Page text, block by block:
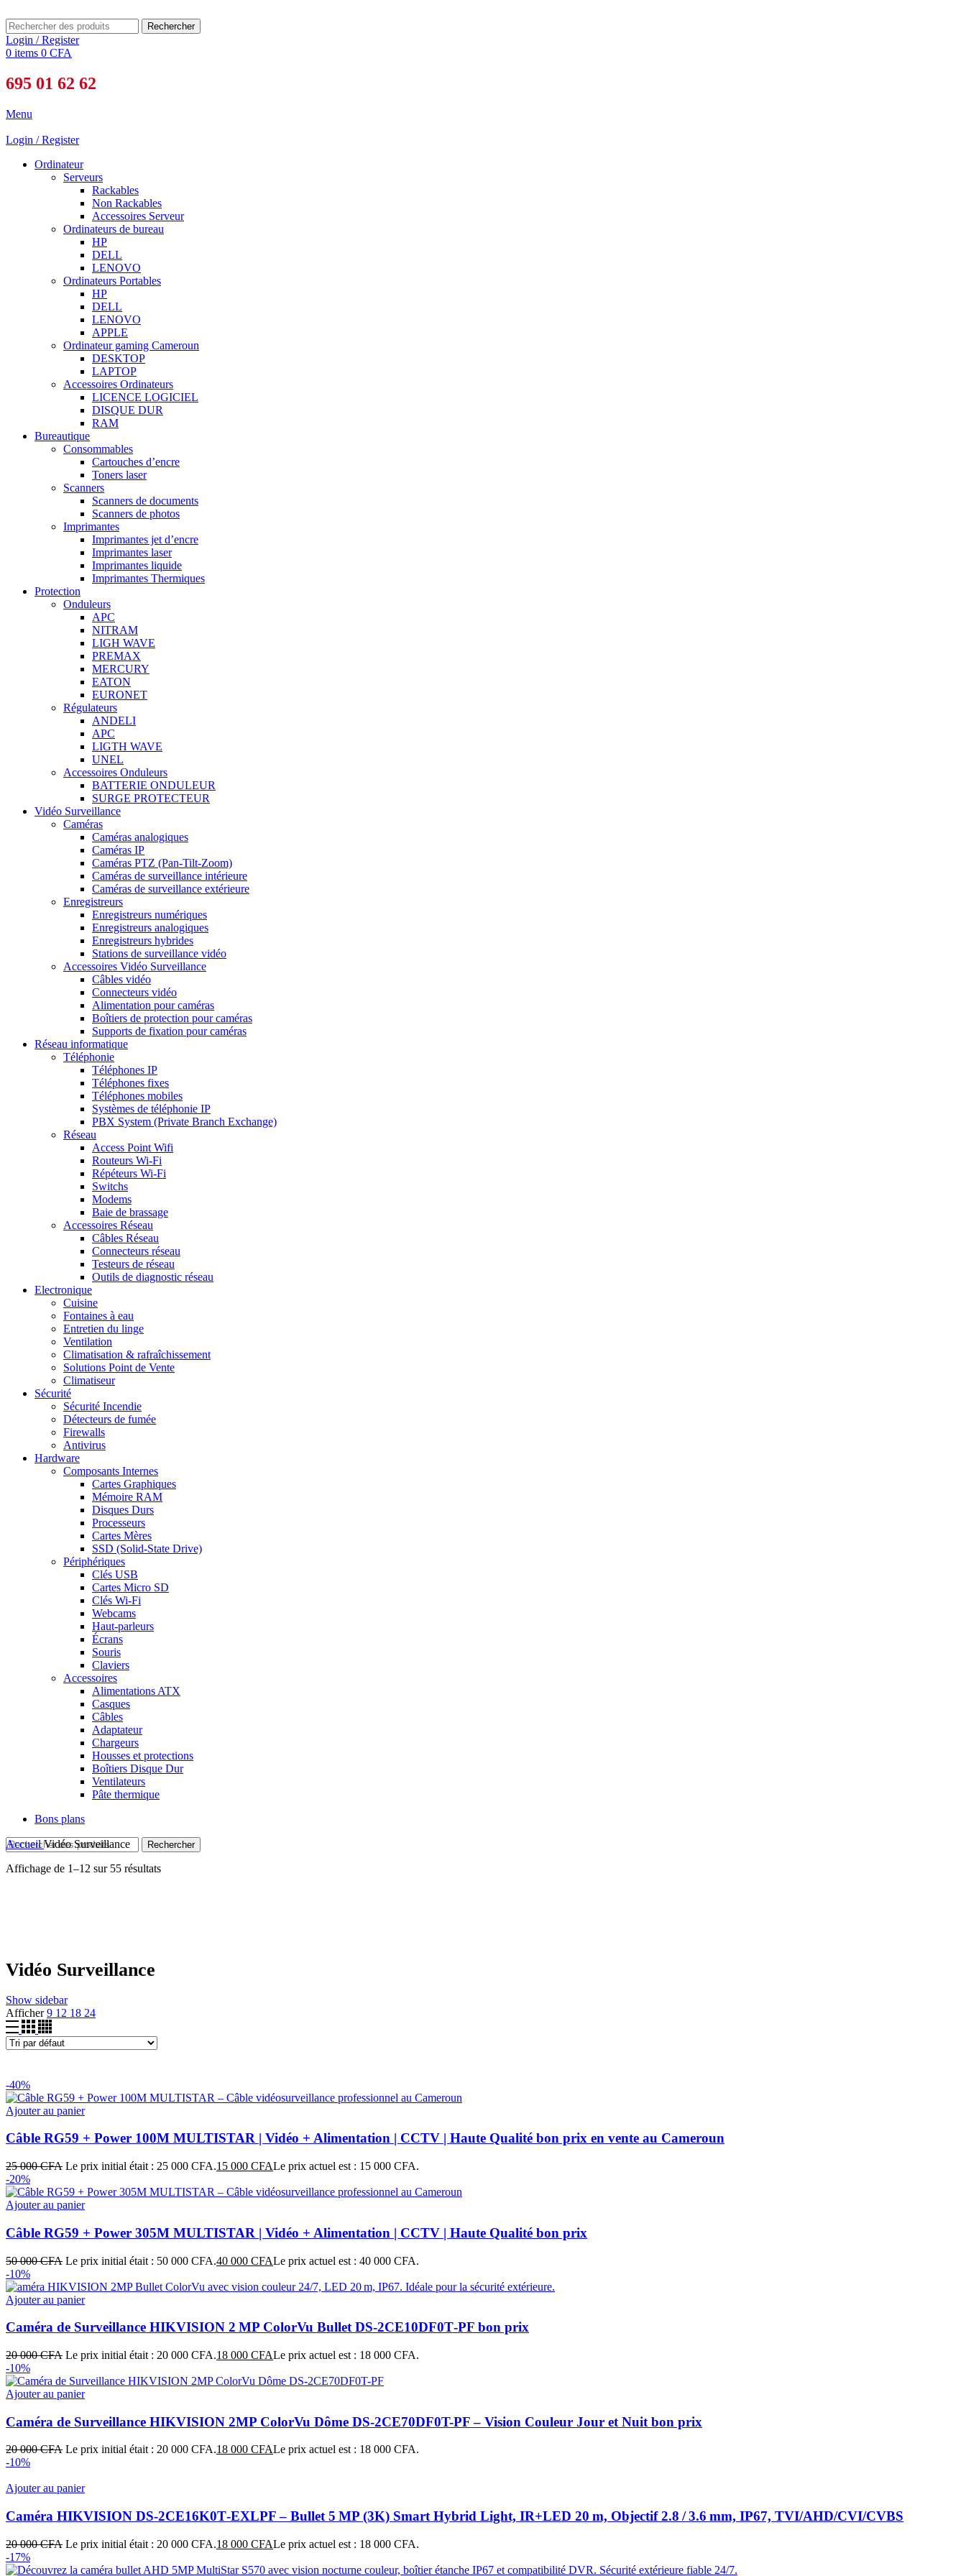
Rechercher
Login / Register
0 items 0 CFA
695 01 62 62
Menu
Login / Register
Ordinateur
Serveurs
Rackables
Non Rackables
Accessoires Serveur
Ordinateurs de bureau
HP
DELL
LENOVO
Ordinateurs Portables
HP
DELL
LENOVO
APPLE
Ordinateur gaming Cameroun
DESKTOP
LAPTOP
Accessoires Ordinateurs
LICENCE LOGICIEL
DISQUE DUR
RAM
Bureautique
Consommables
Cartouches d’encre
Toners laser
Scanners
Scanners de documents
Scanners de photos
Imprimantes
Imprimantes jet d’encre
Imprimantes laser
Imprimantes liquide
Imprimantes Thermiques
Protection
Onduleurs
APC
NITRAM
LIGH WAVE
PREMAX
MERCURY
EATON
EURONET
Régulateurs
ANDELI
APC
LIGTH WAVE
UNEL
Accessoires Onduleurs
BATTERIE ONDULEUR
SURGE PROTECTEUR
Vidéo Surveillance
Caméras
Caméras analogiques
Caméras IP
Caméras PTZ (Pan-Tilt-Zoom)
Caméras de surveillance intérieure
Caméras de surveillance extérieure
Enregistreurs
Enregistreurs numériques
Enregistreurs analogiques
Enregistreurs hybrides
Stations de surveillance vidéo
Accessoires Vidéo Surveillance
Câbles vidéo
Connecteurs vidéo
Alimentation pour caméras
Boîtiers de protection pour caméras
Supports de fixation pour caméras
Réseau informatique
Téléphonie
Téléphones IP
Téléphones fixes
Téléphones mobiles
Systèmes de téléphonie IP
PBX System (Private Branch Exchange)
Réseau
Access Point Wifi
Routeurs Wi-Fi
Répéteurs Wi-Fi
Switchs
Modems
Baie de brassage
Accessoires Réseau
Câbles Réseau
Connecteurs réseau
Testeurs de réseau
Outils de diagnostic réseau
Electronique
Cuisine
Fontaines à eau
Entretien du linge
Ventilation
Climatisation & rafraîchissement
Solutions Point de Vente
Climatiseur
Sécurité
Sécurité Incendie
Détecteurs de fumée
Firewalls
Antivirus
Hardware
Composants Internes
Cartes Graphiques
Mémoire RAM
Disques Durs
Processeurs
Cartes Mères
SSD (Solid-State Drive)
Périphériques
Clés USB
Cartes Micro SD
Clés Wi-Fi
Webcams
Haut-parleurs
Écrans
Souris
Claviers
Accessoires
Alimentations ATX
Casques
Câbles
Adaptateur
Chargeurs
Housses et protections
Boîtiers Disque Dur
Ventilateurs
Pâte thermique
Bons plans
Rechercher
AccueilVidéo Surveillance
Affichage de 1–12 sur 55 résultats
Vidéo Surveillance
Show sidebar
Afficher9 12 18 24
-40%
Ajouter au panier
Câble RG59 + Power 100M MULTISTAR | Vidéo + Alimentation | CCTV | Haute Qualité bon prix en vente au Cameroun
25 000CFA Le prix initial était : 25 000 CFA.15 000 CFALe prix actuel est : 15 000 CFA.
-20%
Ajouter au panier
Câble RG59 + Power 305M MULTISTAR | Vidéo + Alimentation | CCTV | Haute Qualité bon prix
50 000CFA Le prix initial était : 50 000 CFA.40 000 CFALe prix actuel est : 40 000 CFA.
-10%
Ajouter au panier
Caméra de Surveillance HIKVISION 2 MP ColorVu Bullet DS‑2CE10DF0T‑PF bon prix
20 000CFA Le prix initial était : 20 000 CFA.18 000 CFALe prix actuel est : 18 000 CFA.
-10%
Ajouter au panier
Caméra de Surveillance HIKVISION 2MP ColorVu Dôme DS-2CE70DF0T-PF – Vision Couleur Jour et Nuit bon prix
20 000CFA Le prix initial était : 20 000 CFA.18 000 CFALe prix actuel est : 18 000 CFA.
-10%
Ajouter au panier
Caméra HIKVISION DS‑2CE16K0T‑EXLPF – Bullet 5 MP (3K) Smart Hybrid Light, IR+LED 20 m, Objectif 2.8 / 3.6 mm, IP67, TVI/AHD/CVI/CVBS
20 000CFA Le prix initial était : 20 000 CFA.18 000 CFALe prix actuel est : 18 000 CFA.
-17%